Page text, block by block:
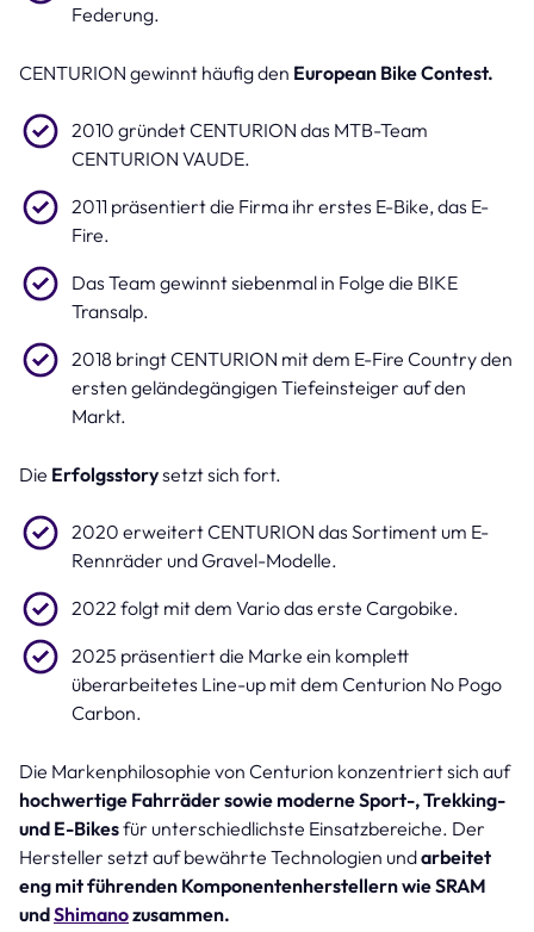
Federung.
CENTURION gewinnt häufig den European Bike Contest.
2010 gründet CENTURION das MTB-Team
CENTURION VAUDE.
2011 präsentiert die Firma ihr erstes E-Bike, das E-
Fire.
Das Team gewinnt siebenmal in Folge die BIKE
Transalp.
2018 bringt CENTURION mit dem E-Fire Country den
ersten geländegängigen Tiefeinsteiger auf den
Markt.
Die Erfolgsstorysetzt sich fort.
2020 erweitert CENTURION das Sortiment um E-
Rennräder und Gravel-Modelle.
2022 folgt mit dem Vario das erste Cargobike.
2025 präsentiert die Marke ein komplett
überarbeitetes Line-up mit dem Centurion No Pogo
Carbon.
Die Markenphilosophie von Centurion konzentriert sich auf
hochwertige Fahrräder sowie moderne Sport-, Trekking-
und E-Bikesfür unterschiedlichste Einsatzbereiche. Der
Hersteller setzt auf bewährte Technologien undarbeitet
eng mit führenden Komponentenherstellern wie SRAM
undShimanozusammen.